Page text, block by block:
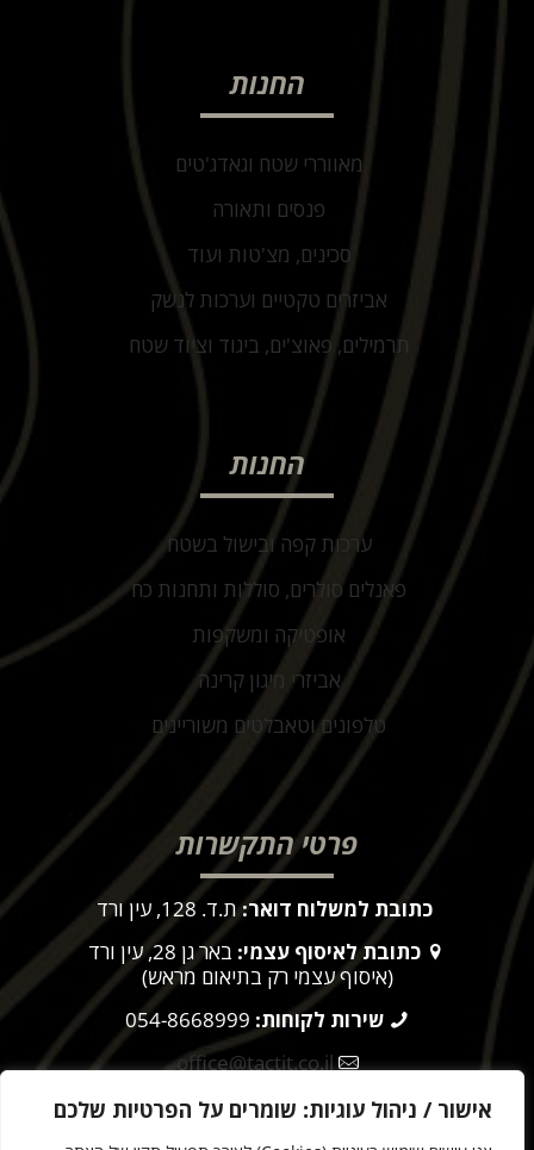
אישור / ניהול עוגיות: שומרים על הפרטיות שלכם
החנות
מאווררי שטח וגאדג'טים
פנסים ותאורה
סכינים, מצ'טות ועוד
אביזרים טקטיים וערכות לנשק
תרמילים, פאוצ'ים, ביגוד וציוד שטח
החנות
ערכות קפה ובישול בשטח
פאנלים סולרים, סוללות ותחנות כח
אופטיקה ומשקפות
אביזרי מיגון קרינה
טלפונים וטאבלטים משוריינים
פרטי התקשרות
כתובת למשלוח דואר:ת.ד. 128, עין ורד
כתובת לאיסוף עצמי: באר גן 28, עין ורד
(איסוף עצמי רק בתיאום מראש)
שירות לקוחות: 054-8668999
office@tactit.co.il
שעות פעילות:9:00 – 17:00